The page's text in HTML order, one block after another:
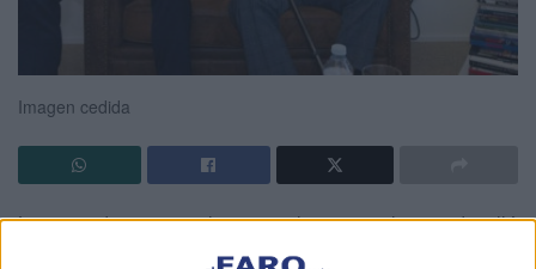
Imagen cedida
Le recuerdo en un vuelo nacional, pero no el recorrido, allá
por los noventa y tantos, clase Turista en fila de tres